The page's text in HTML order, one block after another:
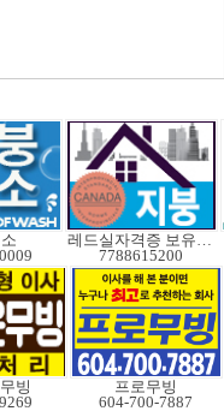
레드실자격증 보유업체
7788615200
빙
프로무빙
604-700-7887